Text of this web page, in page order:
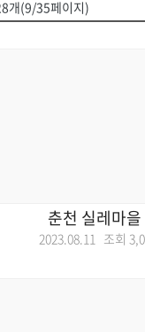
개(9/35페이지)
춘천 실레마
2023.08.11 조회